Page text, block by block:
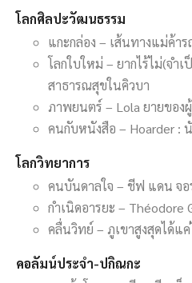
โลกศิลปะวัฒนธรรม
แกะกล่อง – เส้นทางแม่ค้า
โลกใบใหม่ – ยากไร้ไม่(จำ
สาธารณสุขในคิวบา
ภาพยนตร์ – Lola ยายของ
คนกับหนังสือ – Hoarder :
โลกวิทยาการ
คนบันดาลใจ – ชีฟ แดน จ
กำเนิดอารยะ –
คลื่นวิทย์ – ภูเขาสูงสุดได้แ
คอลัมน์ประจำ-ปกิณกะ